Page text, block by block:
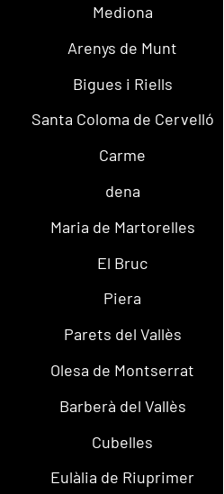
Mediona
Arenys de Munt
Bigues i Riells
Santa Coloma de Cervelló
Carme
dena
Maria de Martorelles
El Bruc
Piera
Parets del Vallès
Olesa de Montserrat
Barberà del Vallès
Cubelles
Eulàlia de Riuprimer